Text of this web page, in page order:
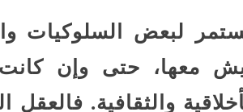
لبعض السلوكيات
معها، حتى وإن
والثقافية. فالعقل